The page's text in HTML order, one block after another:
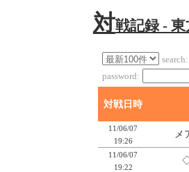
対戦記録 -
search:
password:
対戦日時
11/06/07
19:26
メ
11/06/07
19:22